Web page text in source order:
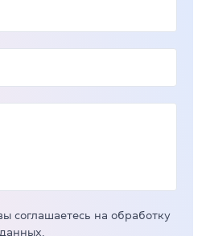
соглашаетесь на обработку